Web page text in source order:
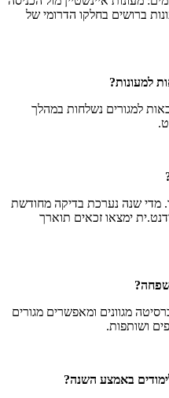
ברושים בחלקו הדרומי של
למעונות?
למגורים נשלחות במהלך
מדי שנה נערכת בדיקה מחודשת
ימצאו זכאים תוארך
מגוונים ומאפשרים מגורים
ושותפות.
באמצע השנה?